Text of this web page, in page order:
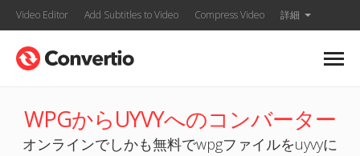
Video Editor Add Subtitles to Video Compress Video 詳細
WPGからUYVYへのコンバーター
オンラインでしかも無料でwpgファイルをuyvyに